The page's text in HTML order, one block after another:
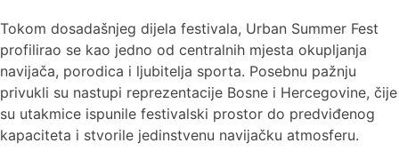
Tokom dosadašnjeg dijela festivala, Urban Summer Fest
profilirao se kao jedno od centralnih mjesta okupljanja
navijača, porodica i ljubitelja sporta. Posebnu pažnju
privukli su nastupi reprezentacije Bosne i Hercegovine, čije
su utakmice ispunile festivalski prostor do predviđenog
kapaciteta i stvorile jedinstvenu navijačku atmosferu.